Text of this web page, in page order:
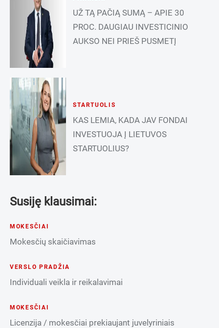
UŽ TĄ PAČIĄ SUMĄ – APIE 30
PROC. DAUGIAU INVESTICINIO
AUKSO NEI PRIEŠ PUSMETĮ
STARTUOLIS
KAS LEMIA, KADA JAV FONDAI
INVESTUOJA Į LIETUVOS
STARTUOLIUS?
Susiję klausimai:
MOKESČIAI
Mokesčių skaičiavimas
VERSLO PRADŽIA
Individuali veikla ir reikalavimai
MOKESČIAI
Licenzija / mokesčiai prekiaujant juvelyriniais